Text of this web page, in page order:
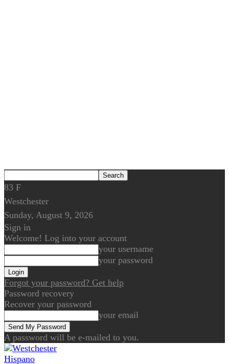
83 F
Westchester
Sunday, August 9, 2026
Sign in
Welcome! Log into your account
your username
your password
Forgot your password? Get help
Password recovery
Recover your password
your email
A password will be e-mailed to you.